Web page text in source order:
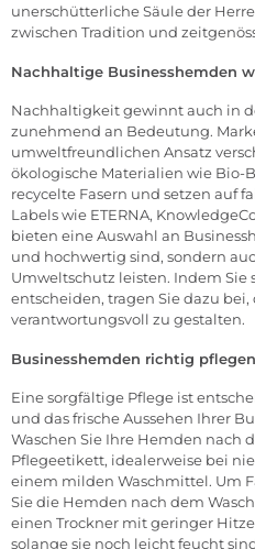
unerschütterliche Säule der
zwischen Tradition und
Nachhaltige Businesshemden
Nachhaltigkeit gewinnt auch in
zunehmend an Bedeutung.
umweltfreundlichen Ansatz
ökologische Materialien wie Bio-
recycelte Fasern und setzen auf
Labels wie ETERNA,
bieten eine Auswahl an
und hochwertig sind, sondern
Umweltschutz leisten. Indem Sie
entscheiden, tragen Sie dazu
verantwortungsvoll zu gestalten.
Businesshemden richtig pflegen
Eine sorgfältige Pflege ist
und das frische Aussehen Ihrer
Waschen Sie Ihre Hemden nach
Pflegeetikett, idealerweise bei
einem milden Waschmittel. Um
Sie die Hemden nach dem
einen Trockner mit geringer
solange sie noch leicht feucht